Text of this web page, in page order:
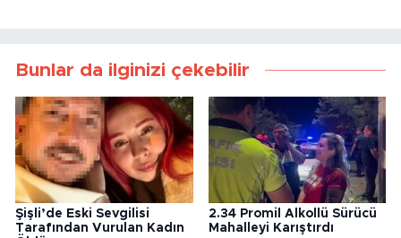
Bunlar da ilginizi çekebilir
Şişli’de Eski Sevgilisi
Tarafından Vurulan Kadın
2.34 Promil Alkollü Sürücü
Mahalleyi Karıştırdı